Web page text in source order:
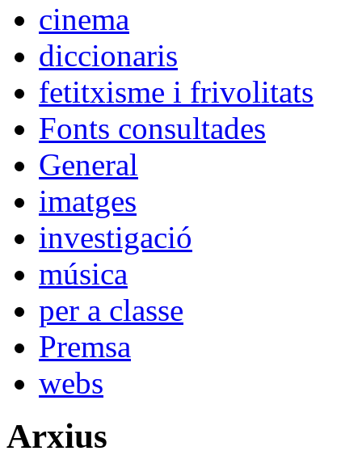
cinema
diccionaris
fetitxisme i frivolitats
Fonts consultades
General
imatges
investigació
música
per a classe
Premsa
webs
Arxius